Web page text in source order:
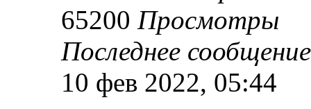
65200 Просмотры
Последнее
10 фев 2022, 05:44